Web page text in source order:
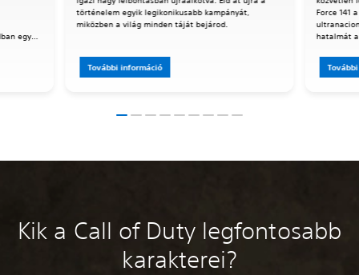
történelem egyik legikonikusabb kampányát,
miközben a világ minden táját bejárod.
További információ
Force 141
hatalmát a
egy
Kik a Call of Duty legfontosabb
karakterei?